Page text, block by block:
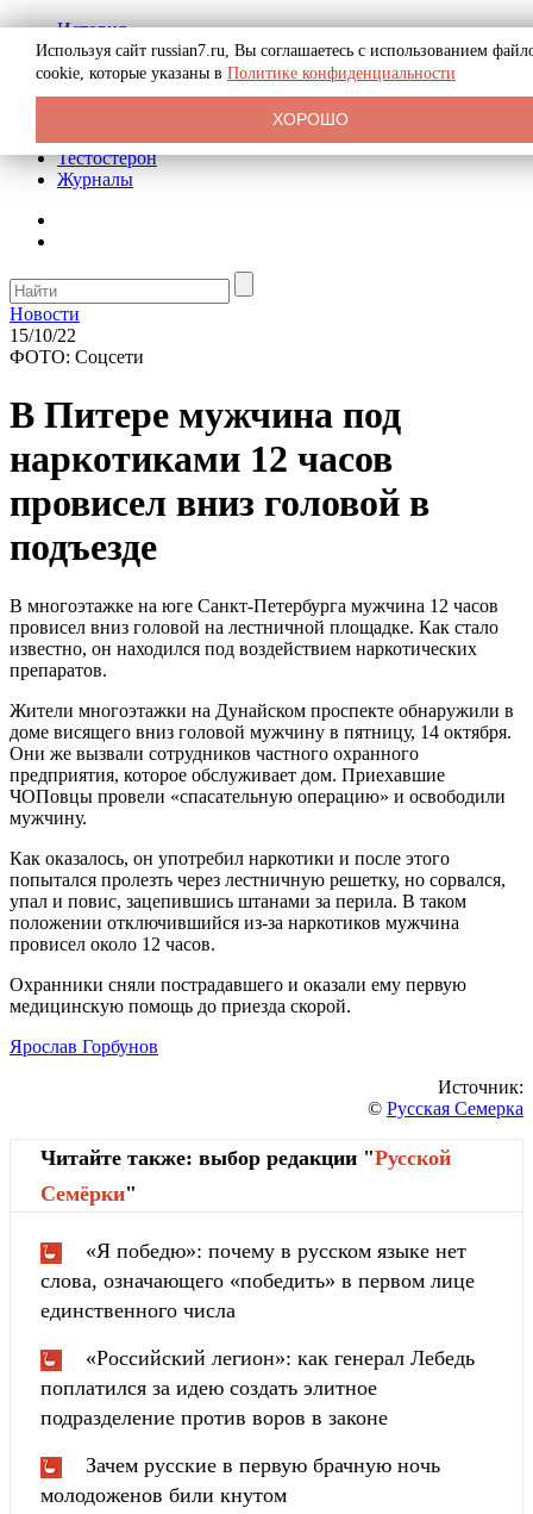
История
Биография
Криминал
Реклама на сайте
Тестостерон
Журналы
Новости
15/10/22
ФОТО: Соцсети
В Питере мужчина под
наркотиками 12 часов
провисел вниз головой в
подъезде
В многоэтажке на юге Санкт-Петербурга мужчина 12 часов
провисел вниз головой на лестничной площадке. Как стало
известно, он находился под воздействием наркотических
препаратов.
Жители многоэтажки на Дунайском проспекте обнаружили в
доме висящего вниз головой мужчину в пятницу, 14 октября.
Они же вызвали сотрудников частного охранного
предприятия, которое обслуживает дом. Приехавшие
ЧОПовцы провели «спасательную операцию» и освободили
мужчину.
Как оказалось, он употребил наркотики и после этого
попытался пролезть через лестничную решетку, но сорвался,
упал и повис, зацепившись штанами за перила. В таком
положении отключившийся из-за наркотиков мужчина
провисел около 12 часов.
Охранники сняли пострадавшего и оказали ему первую
медицинскую помощь до приезда скорой.
Ярослав Горбунов
Источник:
© Русская Семерка
Читайте также: выбор редакции "Русской
Cемёрки"
«Я победю»: почему в русском языке нет
слова, означающего «победить» в первом лице
единственного числа
«Российский легион»: как генерал Лебедь
поплатился за идею создать элитное
подразделение против воров в законе
Зачем русские в первую брачную ночь
молодоженов били кнутом
Используя сайт russian7.ru, Вы соглашаетесь с использованием
cookie, которые указаны в Политике конфиденциальности
ХОРОШО